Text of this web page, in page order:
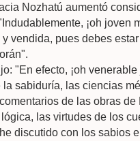
Nozhatú aumentó
¡oh joven
vendida, pues debes
"En efecto, ¡oh
la sabiduría, las ciencias
de las obras
las virtudes de los
discutido con los sabios